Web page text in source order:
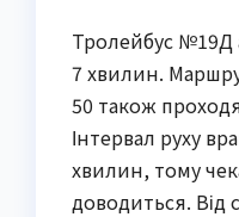
Тролейбус №19Д
7 хвилин.
50 також
Інтервал руху
хвилин, тому
доводиться. Від